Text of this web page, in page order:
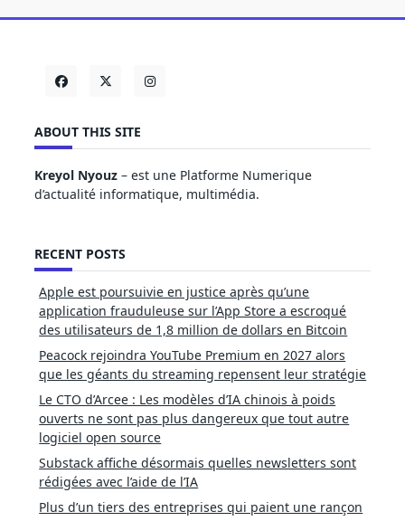
ABOUT THIS SITE
Kreyol Nyouz – est une Platforme Numerique
d’actualité informatique, multimédia.
RECENT POSTS
Apple est poursuivie en justice après qu’une
application frauduleuse sur l’App Store a escroqué
des utilisateurs de 1,8 million de dollars en Bitcoin
Peacock rejoindra YouTube Premium en 2027 alors
que les géants du streaming repensent leur stratégie
Le CTO d’Arcee : Les modèles d’IA chinois à poids
ouverts ne sont pas plus dangereux que tout autre
logiciel open source
Substack affiche désormais quelles newsletters sont
rédigées avec l’aide de l’IA
Plus d’un tiers des entreprises qui paient une rançon